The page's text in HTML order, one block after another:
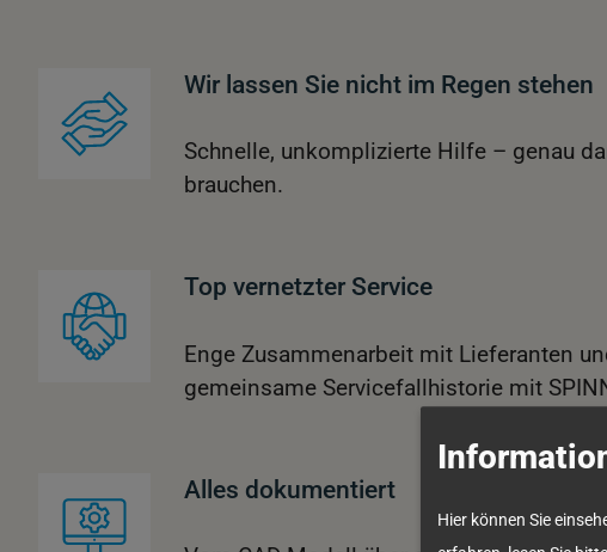
Wir lassen Sie nicht im Regen stehen
Schnelle, unkomplizierte Hilfe – genau
brauchen.
Top vernetzter Service
Enge Zusammenarbeit mit Lieferanten
gemeinsame Servicefallhistorie mit
Alles dokumentiert
Hier können Sie